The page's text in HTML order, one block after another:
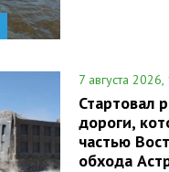
7 августа 2026,
Стартовал
дороги,
частью
обхода